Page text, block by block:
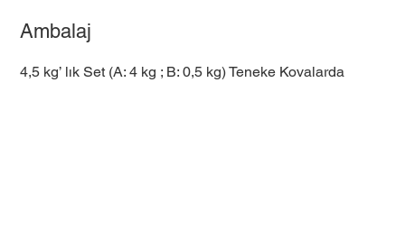
Ambalaj
4,5 kg’ lık Set (A: 4 kg ; B: 0,5 kg) Teneke Kovalarda